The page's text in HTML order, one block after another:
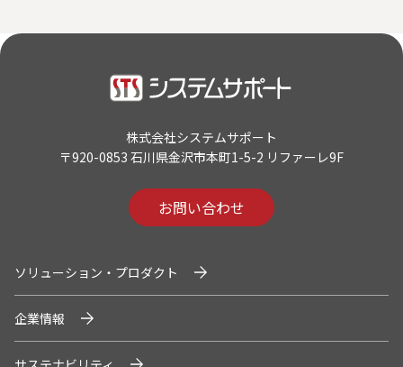
株式会社システムサポート
〒920-0853 石川県金沢市本町1-5-2 リファーレ9F
お問い合わせ
ソリューション・プロダクト
企業情報